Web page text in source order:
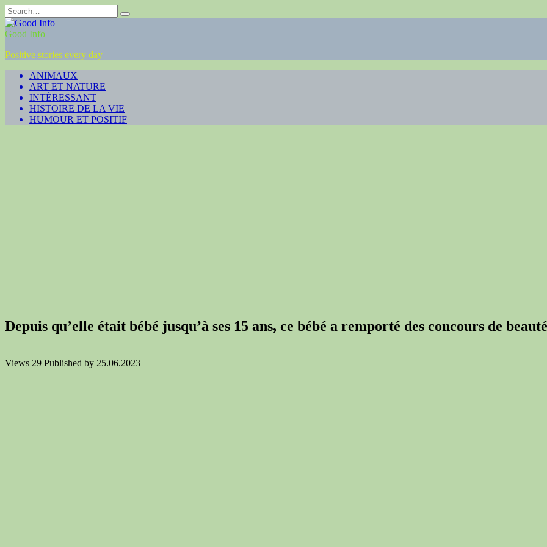
Skip
to
content
Search
for:
Good Info
Positive stories every day
ANIMAUX
ART ET NATURE
INTÉRESSANT
HISTOIRE DE LA VIE
HUMOUR ET POSITIF
Depuis qu’elle était bébé jusqu’à ses 15 ans, ce bébé a remporté des concours de beauté
Views 29 Published by 25.06.2023